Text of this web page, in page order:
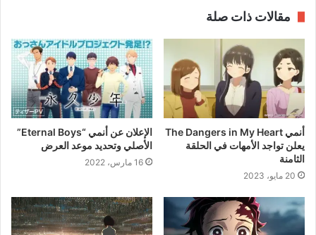
مقالات ذات صلة
أنمي The Dangers in My Heart
يعلن تواجد الأمهات في الحلقة
الثامنة
20 مايو، 2023
الإعلان عن أنمي “Eternal Boys”
الأصلي وتحديد موعد العرض
16 مارس، 2022